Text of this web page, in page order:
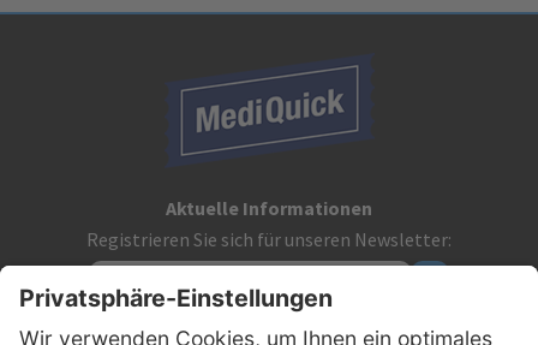
Aktuelle Informationen
Registrieren Sie sich für unseren Newsletter: